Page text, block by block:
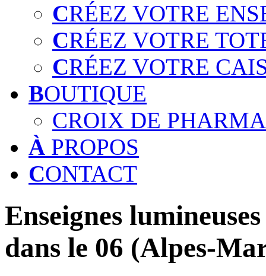
CRÉEZ VOTRE
CRÉEZ VOTRE
CRÉEZ VOTRE
BOUTIQUE
CROIX DE
À PROPOS
CONTACT
Enseignes
dans le 06 (Alpes-